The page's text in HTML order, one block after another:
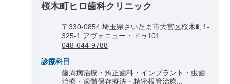
桜木町ヒロ歯科クリニック
〒330-0854 埼玉県さいたま市大宮区桜木町1-
325-1 アヴェニュー・ドゥ101
048-644-9788
診療科目
歯周病治療・矯正歯科・インプラント・虫歯
治療・歯髄保存療法・精密根管治療...